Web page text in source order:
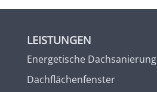
LEISTUNGEN
Energetische Dachsanierung
Dachflächenfenster